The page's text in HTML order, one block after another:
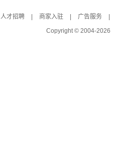
人才招聘 商家入驻 广告服务
Copyright © 2004-2026